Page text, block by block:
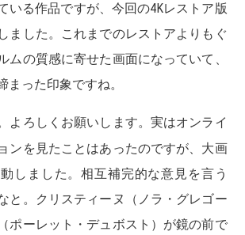
いる作品ですが、今回の4Kレストア版
ました。これまでのレストアよりもぐ
ムの質感に寄せた画面になっていて、
まった印象ですね。
ろしくお願いします。実はオンライ
ンを見たことはあったのですが、大画
しました。相互補完的な意見を言う
と。クリスティーヌ（ノラ・グレゴー
ポーレット・デュボスト）が鏡の前で